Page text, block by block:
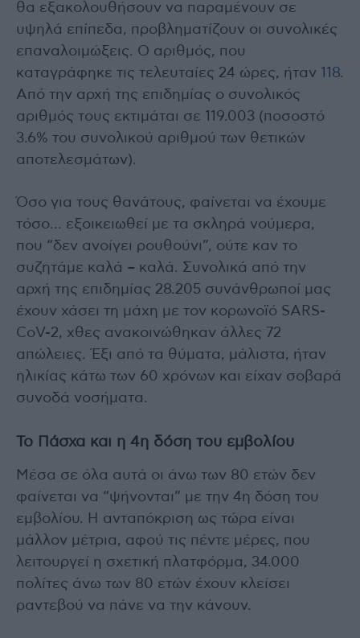
θα εξακολουθήσουν να παραμένουν σε
υψηλά επίπεδα, προβληματίζουν οι συνολικές
επαναλοιμώξεις. Ο αριθμός, που
καταγράφηκε τις τελευταίες 24 ώρες, ήταν 118.
Από την αρχή της επιδημίας ο συνολικός
αριθμός τους εκτιμάται σε 119.003 (ποσοστό
3.6% του συνολικού αριθμού των θετικών
αποτελεσμάτων).
Όσο για τους θανάτους, φαίνεται να έχουμε
τόσο… εξοικειωθεί με τα σκληρά νούμερα,
που “δεν ανοίγει ρουθούνι”, ούτε καν το
συζητάμε καλά – καλά. Συνολικά από την
αρχή της επιδημίας 28.205 συνάνθρωποί μας
έχουν χάσει τη μάχη με τον κορωνοϊό SARS-
CoV-2, χθες ανακοινώθηκαν άλλες 72
απώλειες. Έξι από τα θύματα, μάλιστα, ήταν
ηλικίας κάτω των 60 χρόνων και είχαν σοβαρά
συνοδά νοσήματα.
Το Πάσχα και η 4η δόση του εμβολίου
Μέσα σε όλα αυτά οι άνω των 80 ετών δεν
φαίνεται να “ψήνονται” με την 4η δόση του
εμβολίου. Η ανταπόκριση ως τώρα είναι
μάλλον μέτρια, αφού τις πέντε μέρες, που
λειτουργεί η σχετική πλατφόρμα, 34.000
πολίτες άνω των 80 ετών έχουν κλείσει
ραντεβού να πάνε να την κάνουν.